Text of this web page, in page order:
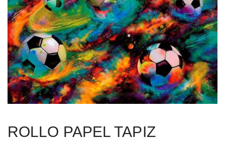
ROLLO PAPEL TAPIZ